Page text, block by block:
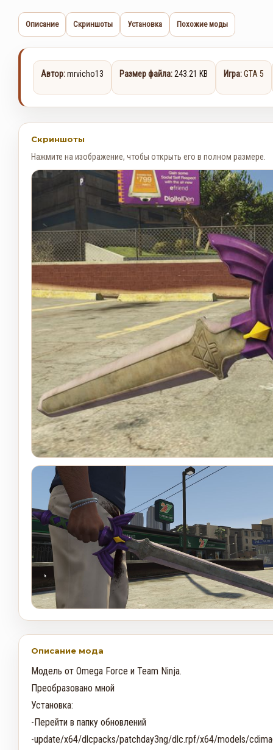
Описание Скриншоты Установка Похожие моды
Автор:mrvicho13 Размер файла: 243.21 KB Игра:GTA 5
Скриншоты
Нажмите на изображение, чтобы открыть его в полном размере.
Описание мода
Модель от Omega Force и Team Ninja.
Преобразовано мной
Установка:
-Перейти в папку обновлений
-update/x64/dlcpacks/patchday3ng/dlc.rpf/x64/models/